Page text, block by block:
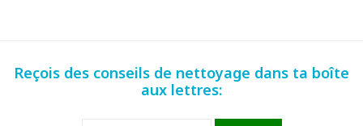
Reçois des conseils de nettoyage dans ta boîte
aux lettres: